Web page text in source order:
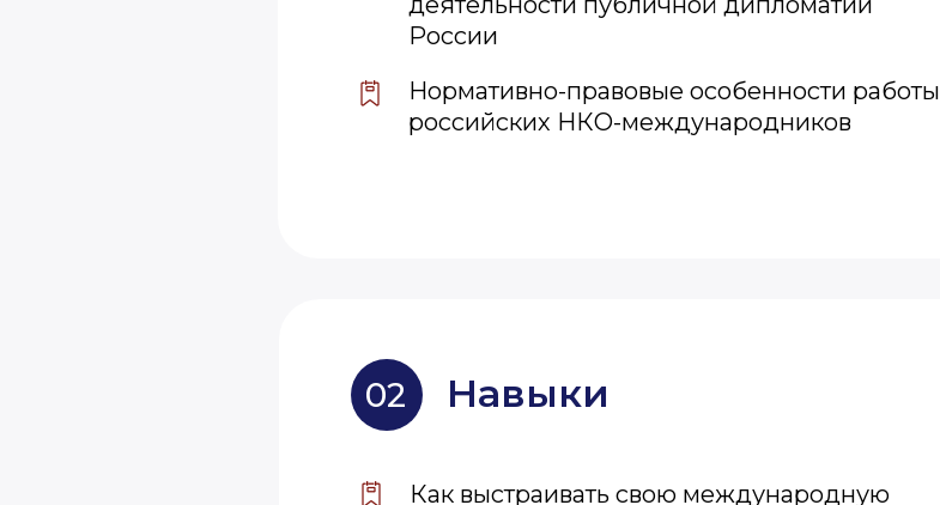
02 Навыки
Как выстраивать свою международную
Нормативно-правовые особенности работы
российских НКО-международников
России